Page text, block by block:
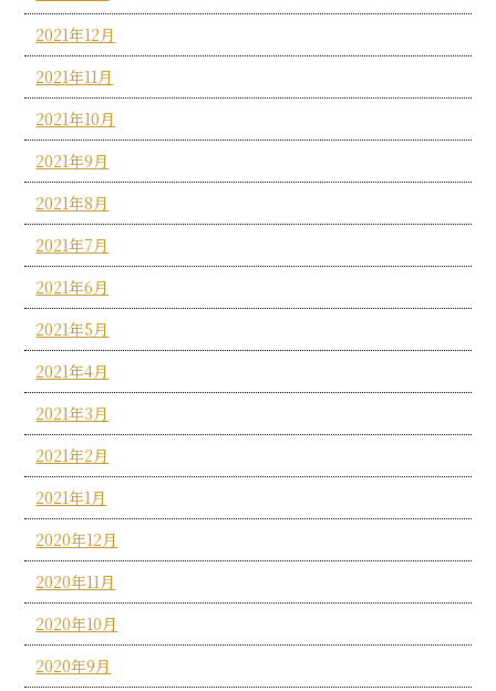
2021年12月
2021年11月
2021年10月
2021年9月
2021年8月
2021年7月
2021年6月
2021年5月
2021年4月
2021年3月
2021年2月
2021年1月
2020年12月
2020年11月
2020年10月
2020年9月